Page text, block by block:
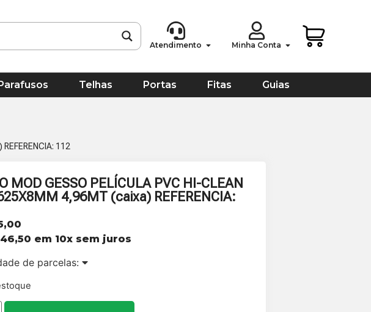
Atendimento Minha Conta
Telhas Portas Fitas Guias
112
MOD GESSO PELÍCULA PVC HI-CLEAN
4,96MT (caixa) REFERENCIA:
46,50 em 10x sem juros
de parcelas: